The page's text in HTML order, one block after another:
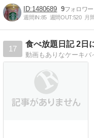
1480689 9
週間IN:85 週間OUT:520 月
17
食べ放題日記 2日